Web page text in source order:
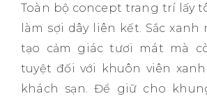
Toàn bộ concept trang trí lấy
làm sợi dây liên kết. Sắc
tạo cảm giác tươi mát mà
tuyệt đối với khuôn viên
khách sạn. Để giữ cho